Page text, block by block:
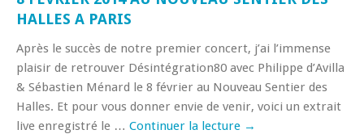
HALLES A PARIS
Après le succès de notre premier concert, j’ai l’immense
plaisir de retrouver Désintégration80 avec Philippe d’Avilla
& Sébastien Ménard le 8 février au Nouveau Sentier des
Halles. Et pour vous donner envie de venir, voici un extrait
live enregistré le … Continuer la lecture →